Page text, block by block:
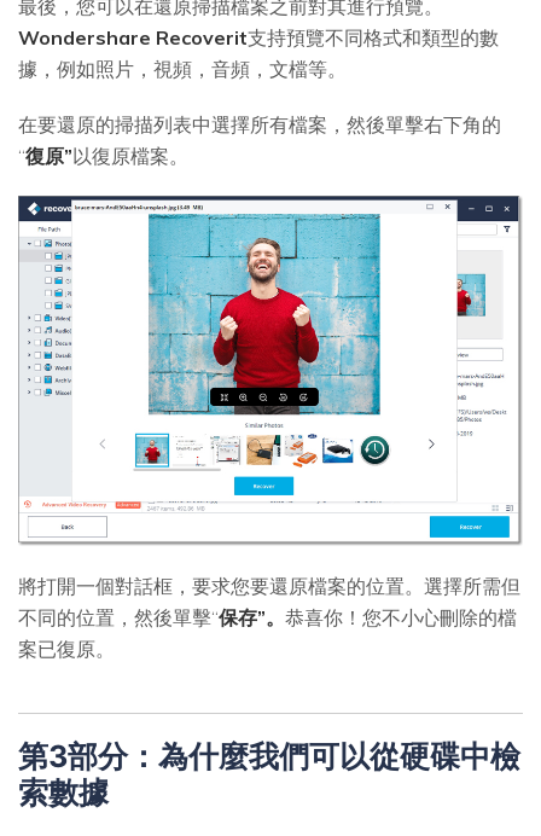
最後，您可以在還原掃描檔案之前對其進行預覽。
Wondershare Recoverit支持預覽不同格式和類型的數
據，例如照片，視頻，音頻，文檔等。
在要還原的掃描列表中選擇所有檔案，然後單擊右下角的
“復原”以復原檔案。
將打開一個對話框，要求您要還原檔案的位置。選擇所需但
不同的位置，然後單擊“保存”。 恭喜你！您不小心刪除的檔
案已復原。
第3部分：為什麼我們可以從硬碟中檢
索數據